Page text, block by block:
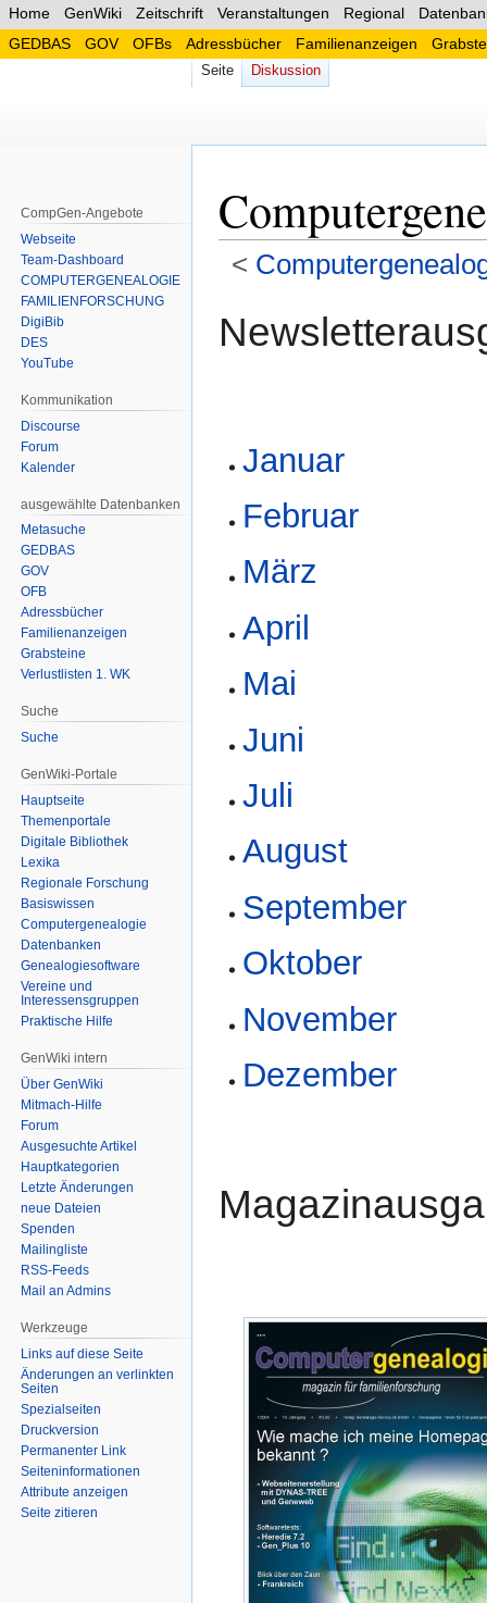
Home GenWiki Zeitschrift Veranstaltungen Regional
GEDBAS
GOV OFBs Adressbücher Familienanzeigen
<
Navigation
Suche
Januar
Februar
März
April
Mai
Juni
Juli
August
September
Oktober
November
Dezember
Seite Diskussion
CompGen-Angebote
Webseite
Team-Dashboard
COMPUTERGENEALOGIE
FAMILIENFORSCHUNG
DigiBib
DES
YouTube
Kommunikation
Discourse
Forum
Kalender
ausgewählte Datenbanken
Metasuche
GEDBAS
GOV
OFB
Adressbücher
Familienanzeigen
Grabsteine
Verlustlisten 1. WK
Suche
Suche
GenWiki-Portale
Hauptseite
Themenportale
Digitale Bibliothek
Lexika
Regionale Forschung
Basiswissen
Computergenealogie
Datenbanken
Genealogiesoftware
Vereine und
Interessensgruppen
Praktische Hilfe
GenWiki intern
Über GenWiki
Mitmach-Hilfe
Forum
Ausgesuchte Artikel
Hauptkategorien
Letzte Änderungen
neue Dateien
Spenden
Mailingliste
RSS-Feeds
Mail an Admins
Werkzeuge
Links auf diese Seite
Änderungen an verlinkten
Seiten
Spezialseiten
Druckversion
Permanenter Link
Seiten­­informationen
Attribute anzeigen
Seite zitieren